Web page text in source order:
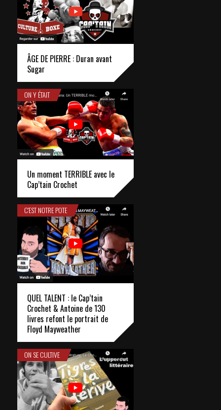
ÂGE DE PIERRE : Duran avant
Sugar
ON Y ÉTAIT
Un moment TERRIBLE avec le
Cap’tain Crochet
C'EST NOTRE POTE
QUEL TALENT : le Cap’tain
Crochet & Antoine de 130
livres refont le portrait de
Floyd Mayweather
ON SE CULTIVE